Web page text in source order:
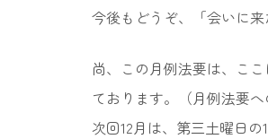
今後もどうぞ、「会いに
尚、この月例法要は、こ
ております。（月例法要
次回12月は、第三土曜日